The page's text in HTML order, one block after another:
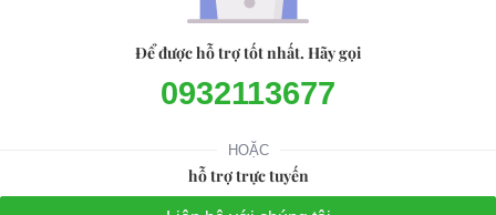
Để được hỗ trợ tốt nhất. Hãy gọi
0932113677
HOẶC
hỗ trợ trực tuyến